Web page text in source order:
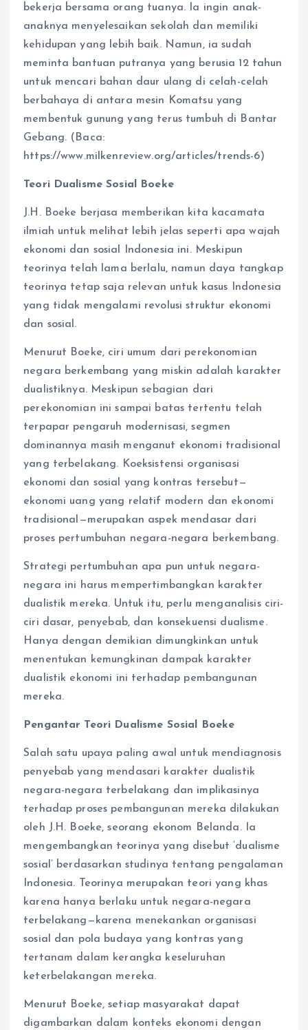
bekerja bersama orang tuanya. Ia ingin anak-
anaknya menyelesaikan sekolah dan memiliki
kehidupan yang lebih baik. Namun, ia sudah
meminta bantuan putranya yang berusia 12 tahun
untuk mencari bahan daur ulang di celah-celah
berbahaya di antara mesin Komatsu yang
membentuk gunung yang terus tumbuh di Bantar
Gebang. (Baca:
https://www.milkenreview.org/articles/trends-6)
Teori Dualisme Sosial Boeke
J.H. Boeke berjasa memberikan kita kacamata
ilmiah untuk melihat lebih jelas seperti apa wajah
ekonomi dan sosial Indonesia ini. Meskipun
teorinya telah lama berlalu, namun daya tangkap
teorinya tetap saja relevan untuk kasus Indonesia
yang tidak mengalami revolusi struktur ekonomi
dan sosial.
Menurut Boeke, ciri umum dari perekonomian
negara berkembang yang miskin adalah karakter
dualistiknya. Meskipun sebagian dari
perekonomian ini sampai batas tertentu telah
terpapar pengaruh modernisasi, segmen
dominannya masih menganut ekonomi tradisional
yang terbelakang. Koeksistensi organisasi
ekonomi dan sosial yang kontras tersebut—
ekonomi uang yang relatif modern dan ekonomi
tradisional—merupakan aspek mendasar dari
proses pertumbuhan negara-negara berkembang.
Strategi pertumbuhan apa pun untuk negara-
negara ini harus mempertimbangkan karakter
dualistik mereka. Untuk itu, perlu menganalisis ciri-
ciri dasar, penyebab, dan konsekuensi dualisme.
Hanya dengan demikian dimungkinkan untuk
menentukan kemungkinan dampak karakter
dualistik ekonomi ini terhadap pembangunan
mereka.
Pengantar Teori Dualisme Sosial Boeke
Salah satu upaya paling awal untuk mendiagnosis
penyebab yang mendasari karakter dualistik
negara-negara terbelakang dan implikasinya
terhadap proses pembangunan mereka dilakukan
oleh J.H. Boeke, seorang ekonom Belanda. Ia
mengembangkan teorinya yang disebut ‘dualisme
sosial’ berdasarkan studinya tentang pengalaman
Indonesia. Teorinya merupakan teori yang khas
karena hanya berlaku untuk negara-negara
terbelakang—karena menekankan organisasi
sosial dan pola budaya yang kontras yang
tertanam dalam kerangka keseluruhan
keterbelakangan mereka.
Menurut Boeke, setiap masyarakat dapat
digambarkan dalam konteks ekonomi dengan